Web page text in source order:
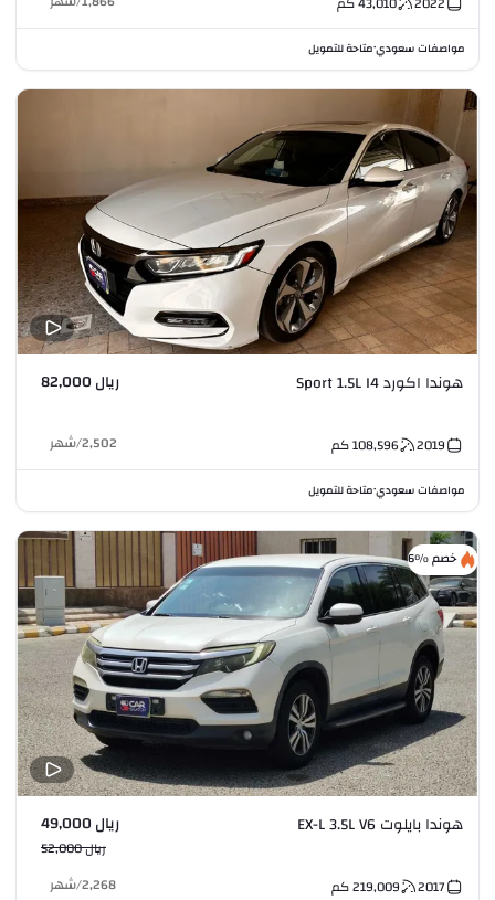
مواصفات سعودي•متاحة للتمويل
هوندا اكورد Sport 1.5L I4 ريال 82,000
2019
108,596كم 2,502
/شهر
مواصفات سعودي•متاحة للتمويل
خصم %6
هوندا بايلوت EX-L 3.5L V6 ريال 49,000
ريال 52,000
2017
219,009كم 2,268
/شهر